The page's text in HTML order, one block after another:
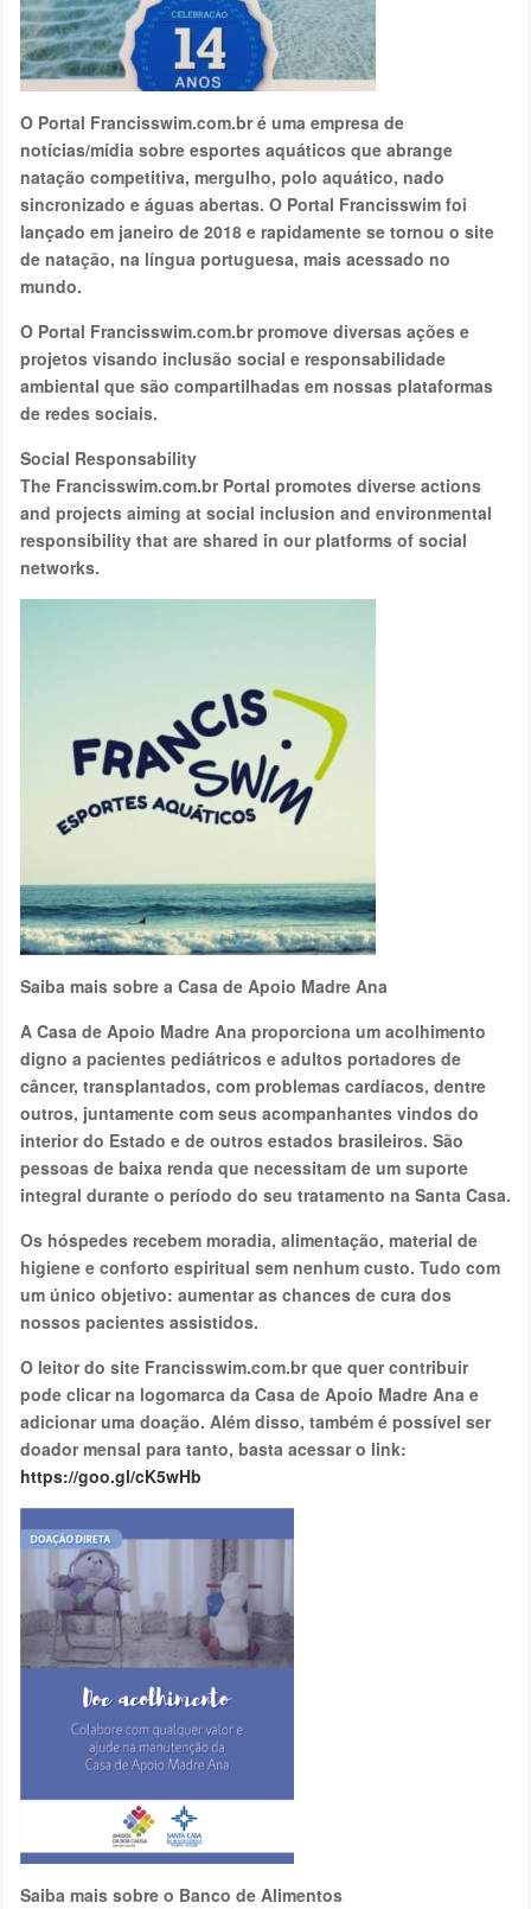
O Portal Francisswim.com.br é uma empresa de
notícias/mídia sobre esportes aquáticos que abrange
natação competitiva, mergulho, polo aquático, nado
sincronizado e águas abertas. O Portal Francisswim foi
lançado em janeiro de 2018 e rapidamente se tornou o site
de natação, na língua portuguesa, mais acessado no
mundo.
O Portal Francisswim.com.br promove diversas ações e
projetos visando inclusão social e responsabilidade
ambiental que são compartilhadas em nossas plataformas
de redes sociais.
Social Responsability
The Francisswim.com.br Portal promotes diverse actions
and projects aiming at social inclusion and environmental
responsibility that are shared in our platforms of social
networks.
Saiba mais sobre a Casa de Apoio Madre Ana
A Casa de Apoio Madre Ana proporciona um acolhimento
digno a pacientes pediátricos e adultos portadores de
câncer, transplantados, com problemas cardíacos, dentre
outros, juntamente com seus acompanhantes vindos do
interior do Estado e de outros estados brasileiros. São
pessoas de baixa renda que necessitam de um suporte
integral durante o período do seu tratamento na Santa Casa.
Os hóspedes recebem moradia, alimentação, material de
higiene e conforto espiritual sem nenhum custo. Tudo com
um único objetivo: aumentar as chances de cura dos
nossos pacientes assistidos.
O leitor do site Francisswim.com.br que quer contribuir
pode clicar na logomarca da Casa de Apoio Madre Ana e
adicionar uma doação. Além disso, também é possível ser
doador mensal para tanto, basta acessar o link:
https://goo.gl/cK5wHb
Saiba mais sobre o Banco de Alimentos